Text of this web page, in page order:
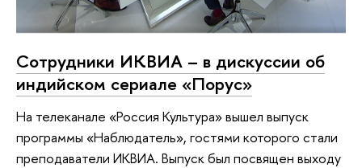
Сотрудники ИКВИА – в дискуссии об
индийском сериале «Порус»
На телеканале «Россия Культура» вышел выпуск
программы «Наблюдатель», гостями которого стали
преподаватели ИКВИА. Выпуск был посвящен выходу